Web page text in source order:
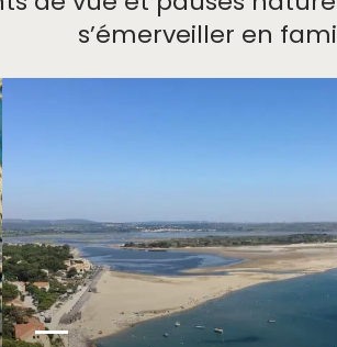
s’émerveiller en